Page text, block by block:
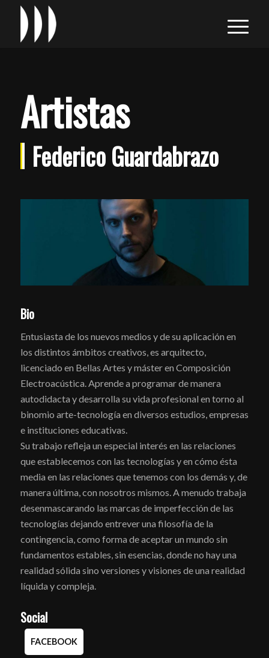
Artistas
Federico Guardabrazo
Bio
Entusiasta de los nuevos medios y de su aplicación en
los distintos ámbitos creativos, es arquitecto,
licenciado en Bellas Artes y máster en Composición
Electroacústica. Aprende a programar de manera
autodidacta y desarrolla su vida profesional en torno al
binomio arte-tecnología en diversos estudios, empresas
e instituciones educativas.
Su trabajo refleja un especial interés en las relaciones
que establecemos con las tecnologías y en cómo ésta
media en las relaciones que tenemos con los demás y, de
manera última, con nosotros mismos. A menudo trabaja
desenmascarando las marcas de imperfección de las
tecnologías dejando entrever una filosofía de la
contingencia, como forma de aceptar un mundo sin
fundamentos estables, sin esencias, donde no hay una
realidad sólida sino versiones y visiones de una realidad
líquida y compleja.
Social
FACEBOOK